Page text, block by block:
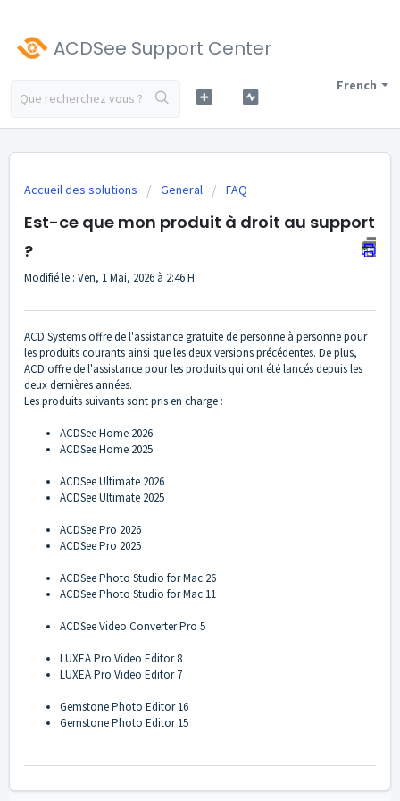
ACDSee Support Center
French
Accueil des solutions General FAQ
Est-ce que mon produit à droit au support
?
Modifié le : Ven, 1 Mai, 2026 à 2:46 H
ACD Systems offre de l'assistance gratuite de personne à personne pour
les produits courants ainsi que les deux versions précédentes. De plus,
ACD offre de l'assistance pour les produits qui ont été lancés depuis les
deux dernières années.
Les produits suivants sont pris en charge :
ACDSee Home 2026
ACDSee Home 2025
ACDSee Ultimate 2026
ACDSee Ultimate 2025
ACDSee Pro 2026
ACDSee Pro 2025
ACDSee Photo Studio for Mac 26
ACDSee Photo Studio for Mac 11
ACDSee Video Converter Pro 5
LUXEA Pro Video Editor 8
LUXEA Pro Video Editor 7
Gemstone Photo Editor 16
Gemstone Photo Editor 15